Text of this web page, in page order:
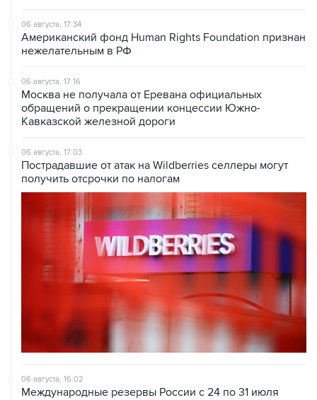
06 августа, 17:34
Американский фонд Human Rights Foundation признан
нежелательным в РФ
06 августа, 17:16
Москва не получала от Еревана официальных
обращений о прекращении концессии Южно-
Кавказской железной дороги
06 августа, 17:03
Пострадавшие от атак на Wildberries селлеры могут
получить отсрочки по налогам
06 августа, 16:02
Международные резервы России с 24 по 31 июля